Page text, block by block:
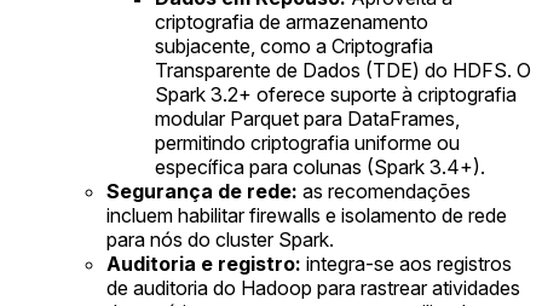
criptografia de armazenamento
subjacente, como a Criptografia
Transparente de Dados (TDE) do HDFS. O
Spark 3.2+ oferece suporte à criptografia
modular Parquet para DataFrames,
permitindo criptografia uniforme ou
específica para colunas (Spark 3.4+).
Segurança de rede: as recomendações
incluem habilitar firewalls e isolamento de rede
para nós do cluster Spark.
Auditoria e registro: integra-se aos registros
de auditoria do Hadoop para rastrear atividades